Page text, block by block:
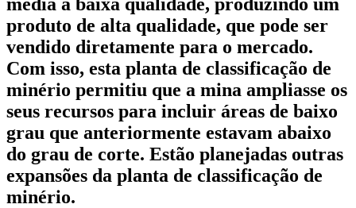
produto de alta qualidade, que pode ser
vendido diretamente para o mercado.
Com isso, esta planta de classificação de
minério permitiu que a mina ampliasse os
seus recursos para incluir áreas de baixo
grau que anteriormente estavam abaixo
do grau de corte. Estão planejadas outras
expansões da planta de classificação de
minério.